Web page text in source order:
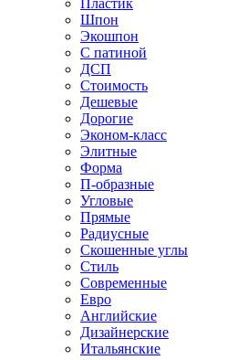
Шпон
Экошпон
С патиной
ДСП
Стоимость
Дешевые
Дорогие
Эконом-класс
Элитные
Форма
П-образные
Угловые
Прямые
Радиусные
Скошенные углы
Стиль
Современные
Евро
Английские
Дизайнерские
Итальянские